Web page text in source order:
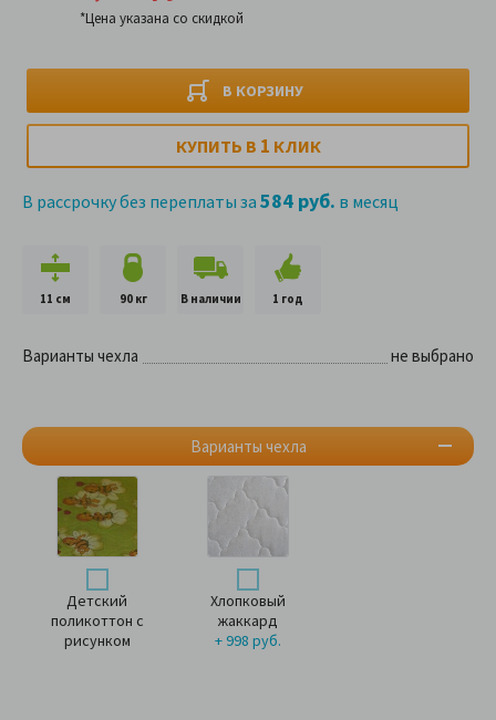
*Цена указана со скидкой
В КОРЗИНУ
КУПИТЬ В 1 КЛИК
В рассрочку без переплаты за 584 руб. в месяц
11 см 90 кг В наличии 1 год
Варианты чехла не выбрано
Варианты чехла
Детский
поликоттон с
рисунком
Хлопковый
жаккард
+ 998 руб.